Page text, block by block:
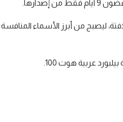
ليصبح من أبرز الأسماء المنافسة
عربية هوت 100.